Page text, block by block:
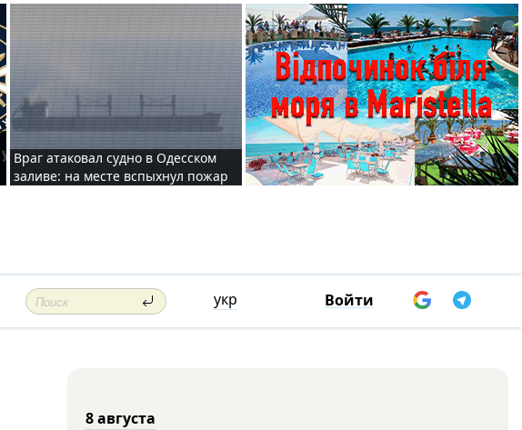
Враг атаковал судно в Одесском
заливе: на месте вспыхнул пожар
укр Войти
8 августа